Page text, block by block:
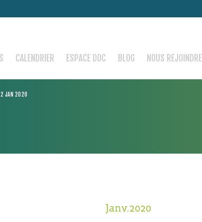
CALENDRIER ESPACE DOC BLOG NOUS REJOINDRE
JAN 2020
Janv.2020